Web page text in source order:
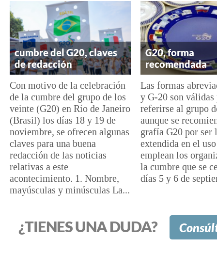
cumbre del G20, claves
de redacción
Con motivo de la celebración
de la cumbre del grupo de los
veinte (G20) en Río de Janeiro
(Brasil) los días 18 y 19 de
noviembre, se ofrecen algunas
claves para una buena
redacción de las noticias
relativas a este
acontecimiento. 1. Nombre,
mayúsculas y minúsculas La...
G20, forma
recomendada
Las formas
y G-20 son válidas
referirse al grupo
aunque se
grafía G20 por ser
extendida en el
emplean los
la cumbre que se
días 5 y 6 de
¿TIENES UNA DUDA?